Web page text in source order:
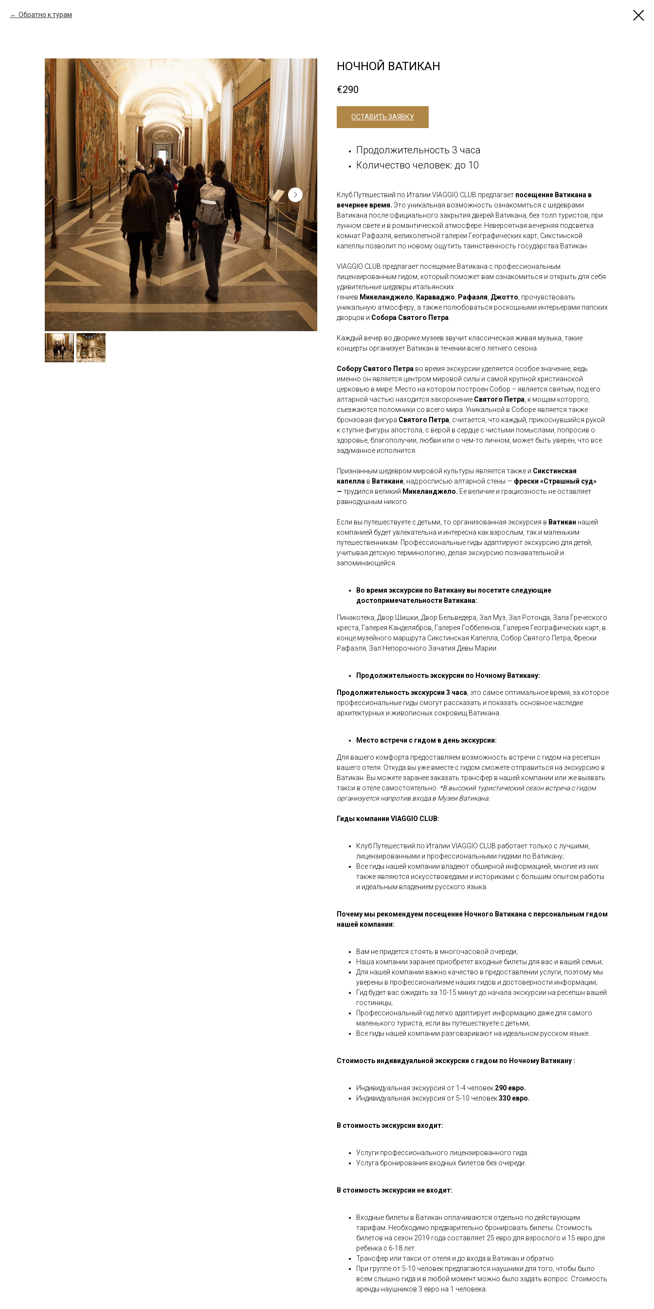
Обратно к турам
НОЧНОЙ ВАТИКАН
€290
ОСТАВИТЬ ЗАЯВКУ
Продолжительность 3 часа
Количество человек: до 10
Клуб Путешествий по Италии VIAGGIO CLUB предлагает посещение Ватикана в
вечернее время. Это уникальная возможность ознакомиться с шедеврами
Ватикана после официального закрытия дверей Ватикана, без толп туристов, при
лунном свете и в романтической атмосфере. Невероятная вечерняя подсветка
комнат Рафаэля, великолепной галереи Географических карт, Сикстинской
капеллы позволит по новому ощутить таинственность государства Ватикан.
VIAGGIO CLUB предлагает посещение Ватикана с профессиональным
лицензированным гидом, который поможет вам ознакомиться и открыть для себя
удивительные шедевры итальянских
гениев Микеланджело, Караваджо, Рафаэля, Джотто, прочувствовать
уникальную атмосферу, а также полюбоваться роскошными интерьерами папских
дворцов и Собора Святого Петра.
Каждый вечер во дворике музеев звучит классическая живая музыка, такие
концерты организует Ватикан в течении всего летнего сезона.
Собору Святого Петра во время экскурсии уделяется особое значение, ведь
именно он является центром мировой силы и самой крупной христианской
церковью в мире. Место на котором построен Собор – является святым, под его
алтарной частью находится захоронение Святого Петра, к мощам которого,
съезжаются поломники со всего мира. Уникальной в Соборе является также
бронзовая фигура Святого Петра, считается, что каждый, прикоснувшийся рукой
к ступне фигуры апостола, с верой в сердце с чистыми помыслами, попросив о
здоровье, благополучии, любви или о чем-то личном, может быть уверен, что все
задуманное исполнится.
Признанным шедевром мировой культуры является также и Сикстинская
капелла в Ватикане, над росписью алтарной стены — фрески «Страшный суд»
— трудился великий Микеланджело. Ее величие и грациозность не оставляет
равнодушным никого.
Если вы путешествуете с детьми, то организованная экскурсия в Ватикан нашей
компанией будет увлекательна и интересна как взрослым, так и маленьким
путешественникам. Профессиональные гиды адаптируют экскурсию для детей,
учитывая детскую терминологию, делая экскурсию познавательной и
запоминающейся.
Во время экскурсии по Ватикану вы посетите следующие
достопримечательности Ватикана:
Пинакотека, Двор Шишки, Двор Бельведера, Зал Муз, Зал Ротонда, Зала Греческого
креста, Галерея Канделябров, Галерея Гоббеленов, Галерея Географических карт, в
конце музейного маршрута Сикстинская Капелла, Собор Святого Петра, Фрески
Рафаэля, Зал Непорочного Зачатия Девы Марии.
Продолжительность экскурсии по Ночному Ватикану:
Продолжительность экскурсии 3 часа, это самое оптимальное время, за которое
профессиональные гиды смогут рассказать и показать основное наследие
архитектурных и живописных сокровищ Ватикана.
Место встречи с гидом в день экскурсии:
Для вашего комфорта предоставляем возможность встречи с гидом на ресепшн
вашего отеля. Откуда вы уже вместе с гидом сможете отправиться на экскурсию в
Ватикан. Вы можете заранее заказать трансфер в нашей компании или же вызвать
такси в отеле самостоятельно. *В высокий туристический сезон встреча с гидом
организуется напротив входа в Музеи Ватикана.
Гиды компании VIAGGIO CLUB:
Клуб Путешествий по Италии VIAGGIO CLUB работает только с лучшими,
лицензированными и профессиональными гидами по Ватикану;
Все гиды нашей компании владеют обширной информацией, многие из них
также являются искусствоведами и историками с большим опытом работы
и идеальным владением русского языка.
Почему мы рекомендуем посещение Ночного Ватикана с персональным гидом
нашей компании:
Вам не придется стоять в многочасовой очереди;
Наша компании заранее приобретет входные билеты для вас и вашей семьи;
Для нашей компании важно качество в предоставлении услуги, поэтому мы
уверены в профессионализме наших гидов и достоверности информации;
Гид будет вас ожидать за 10-15 минут до начала экскурсии на ресепшн вашей
гостиницы;
Профессиональный гид легко адаптирует информацию даже для самого
маленького туриста, если вы путешествуете с детьми;
Все гиды нашей компании разговаривают на идеальном русском языке.
Стоимость индивидуальной экскурсии с гидом по Ночному Ватикану :
Индивидуальная экскурсия от 1-4 человек 290 евро.
Индивидуальная экскурсия от 5-10 человек330 евро.
В стоимость экскурсии входит:
Услуги профессионального лицензированного гида.
Услуга бронирования входных билетов без очереди.
В стоимость экскурсии не входит:
Входные билеты в Ватикан оплачиваются отдельно по действующим
тарифам. Необходимо предварительно бронировать билеты. Стоимость
билетов на сезон 2019 года составляет 25 евро для взрослого и 15 евро для
ребенка с 6-18 лет.
Трансфер или такси от отеля и до входа в Ватикан и обратно.
При группе от 5-10 человек предлагаются наушники для того, чтобы было
всем слышно гида и в любой момент можно было задать вопрос. Стоимость
аренды наушников 3 евро на 1 человека.